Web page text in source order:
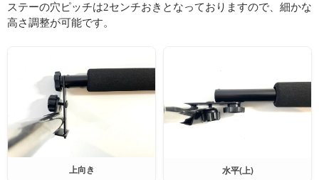
ステーの穴ピッチは2センチおきとなっておりますので、細かな
高さ調整が可能です。
上向き 水平(上)